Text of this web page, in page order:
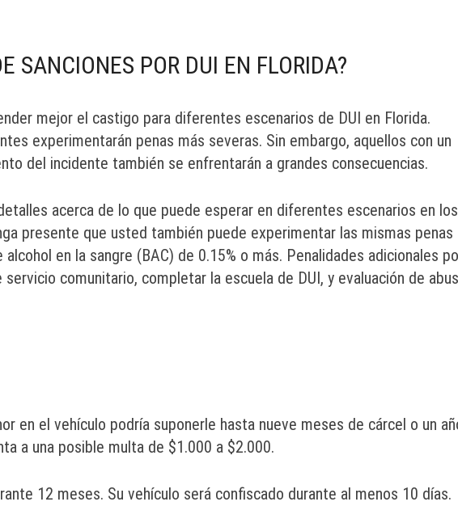
SANCIONES POR DUI EN FLORIDA?
mejor el castigo para diferentes escenarios de DUI en Florida.
experimentarán penas más severas. Sin embargo, aquellos con un
del incidente también se enfrentarán a grandes consecuencias.
acerca de lo que puede esperar en diferentes escenarios en los
presente que usted también puede experimentar las mismas penas
en la sangre (BAC) de 0.15% o más. Penalidades adicionales
comunitario, completar la escuela de DUI, y evaluación de
en el vehículo podría suponerle hasta nueve meses de cárcel o un
a una posible multa de $1.000 a $2.000.
12 meses. Su vehículo será confiscado durante al menos 10 días.